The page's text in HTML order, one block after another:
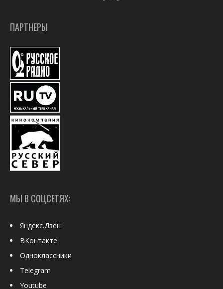
ПАРТНЕРЫ
МЫ В СОЦСЕТЯХ:
Яндекс.Дзен
ВКонтакте
Одноклассники
Telegram
Youtube